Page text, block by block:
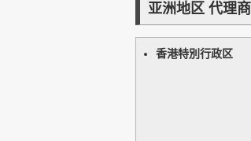
亚洲地区 代理商
香港特別行政区